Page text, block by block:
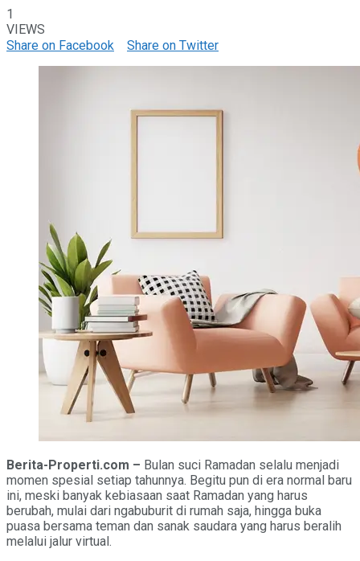
1
VIEWS
Share on Facebook
Share on Twitter
Berita-Properti.com – Bulan suci Ramadan selalu menjadi
momen spesial setiap tahunnya. Begitu pun di era normal baru
ini, meski banyak kebiasaan saat Ramadan yang harus
berubah, mulai dari ngabuburit di rumah saja, hingga buka
puasa bersama teman dan sanak saudara yang harus beralih
melalui jalur virtual.